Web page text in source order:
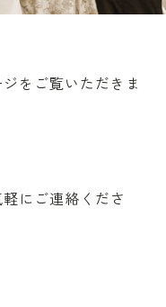
をご覧いただきま
にご連絡くださ